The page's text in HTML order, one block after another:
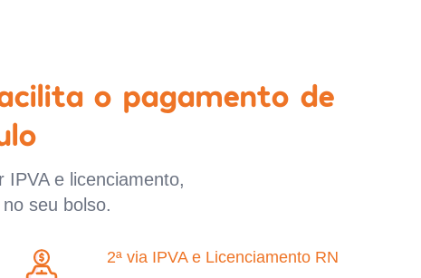
o pagamento de
e licenciamento,
seu bolso.
2ª via IPVA e Licenciamento RN